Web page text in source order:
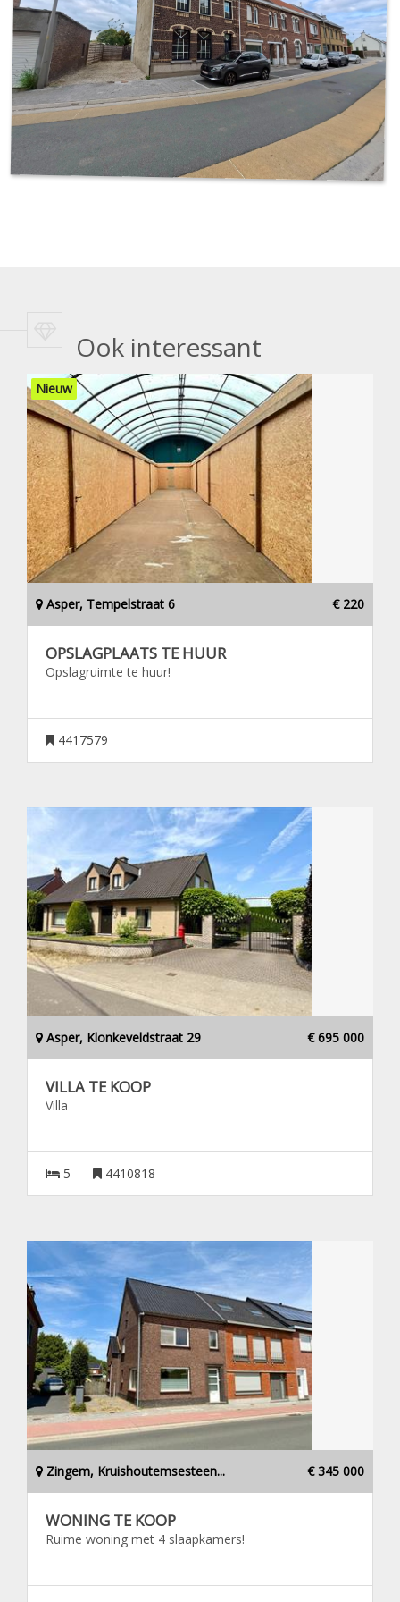
Ook interessant
Nieuw
Asper, Tempelstraat 6 € 220
OPSLAGPLAATS TE HUUR
Opslagruimte te huur!
4417579
Asper, Klonkeveldstraat 29 € 695 000
VILLA TE KOOP
Villa
5 4410818
Zingem, Kruishoutemsesteen... € 345 000
WONING TE KOOP
Ruime woning met 4 slaapkamers!